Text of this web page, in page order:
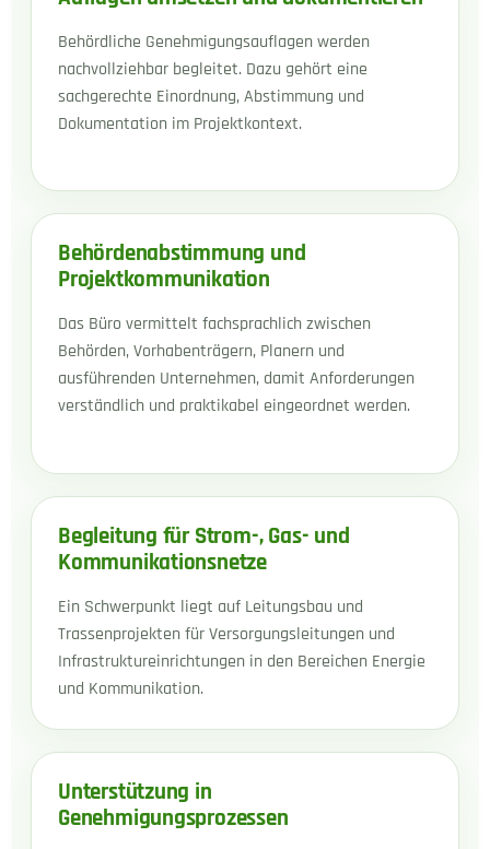
Behördliche Genehmigungsauflagen werden
nachvollziehbar begleitet. Dazu gehört eine
sachgerechte Einordnung, Abstimmung und
Dokumentation im Projektkontext.
Behördenabstimmung und
Projektkommunikation
Das Büro vermittelt fachsprachlich zwischen
Behörden, Vorhabenträgern, Planern und
ausführenden Unternehmen, damit Anforderungen
verständlich und praktikabel eingeordnet werden.
Begleitung für Strom-, Gas- und
Kommunikationsnetze
Ein Schwerpunkt liegt auf Leitungsbau und
Trassenprojekten für Versorgungsleitungen und
Infrastruktureinrichtungen in den Bereichen Energie
und Kommunikation.
Unterstützung in
Genehmigungsprozessen